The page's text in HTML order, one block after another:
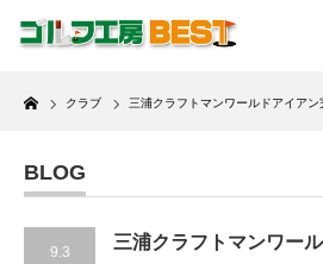
Home
クラブ 三浦クラフトマンワールドアイアン
BLOG
9.3
三浦クラフトマンワー